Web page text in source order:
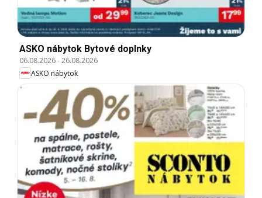
ASKO nábytok Bytové doplnky
06.08.2026-26.08.2026
ASKO nábytok